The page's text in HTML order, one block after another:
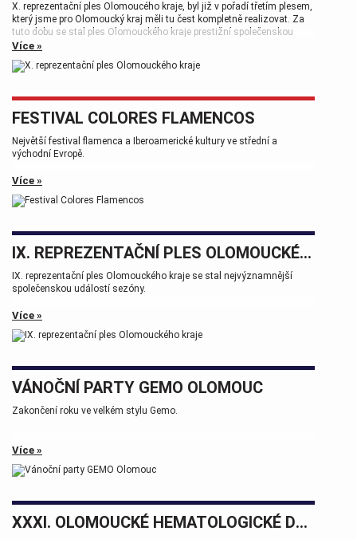
X. reprezentační ples Olomoucého kraje, byl již v pořadí třetím plesem,
který jsme pro Olomoucký kraj měli tu čest kompletně realizovat. Za
tuto dobu se stal ples Olomouckého kraje prestižní společenskou
událostí, která patří k vrcholům plesové sezóny.
Více »
FESTIVAL COLORES FLAMENCOS
Největší festival flamenca a Iberoamerické kultury ve střední a
východní Evropě.
Více »
IX. REPREZENTAČNÍ PLES OLOMOUCKÉHO KRAJE
IX. reprezentační ples Olomouckého kraje se stal nejvýznamnější
společenskou událostí sezóny.
Více »
VÁNOČNÍ PARTY GEMO OLOMOUC
Zakončení roku ve velkém stylu Gemo.
Více »
XXXI. OLOMOUCKÉ HEMATOLOGICKÉ DNY.